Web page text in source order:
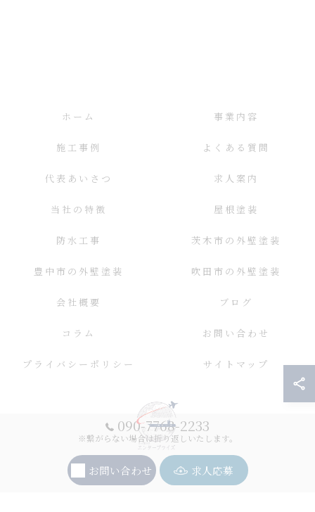
090-7768-2233
※繋がらない場合は折り返しいたします。
お問い合わせ 求人応募
ホーム 事業内容
施工事例 よくある質問
代表あいさつ 求人案内
当社の特徴 屋根塗装
防水工事 茨木市の外壁塗装
豊中市の外壁塗装 吹田市の外壁塗装
会社概要 ブログ
コラム お問い合わせ
プライバシーポリシー サイトマップ
© 2026 大阪の外壁塗装ならエンタープライズ ALL RIGHTS RESERVED.